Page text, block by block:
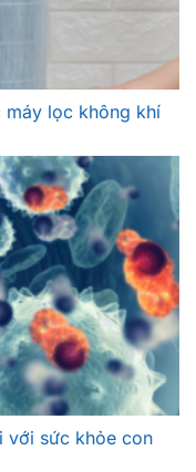
máy lọc không khí
với sức khỏe con